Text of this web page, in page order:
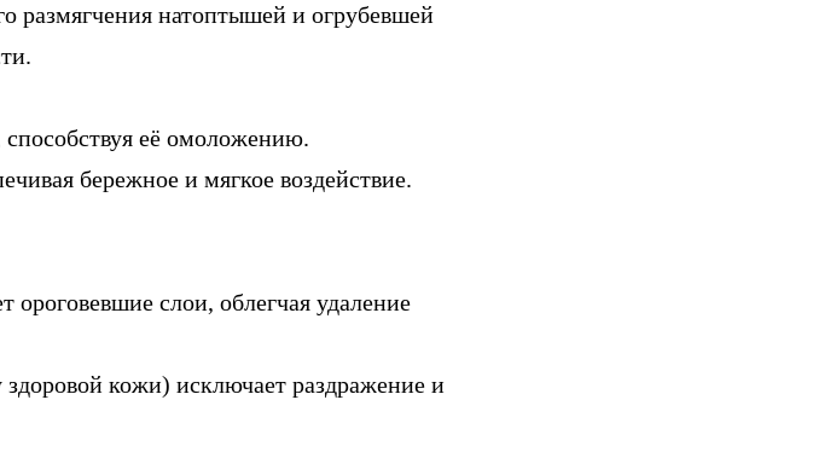
размягчения натоптышей и огрубевшей
её омоложению.
бережное и мягкое воздействие.
ороговевшие слои, облегчая удаление
кожи) исключает раздражение и